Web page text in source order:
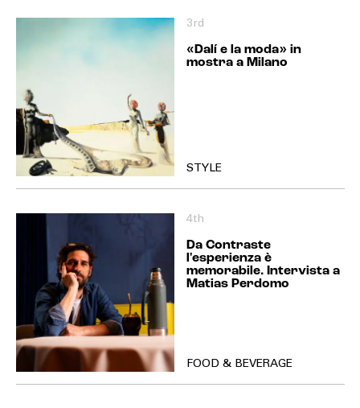
3rd
«Dalí e la moda» in
mostra a Milano
STYLE
4th
Da Contraste
l'esperienza è
memorabile. Intervista a
Matias Perdomo
FOOD & BEVERAGE